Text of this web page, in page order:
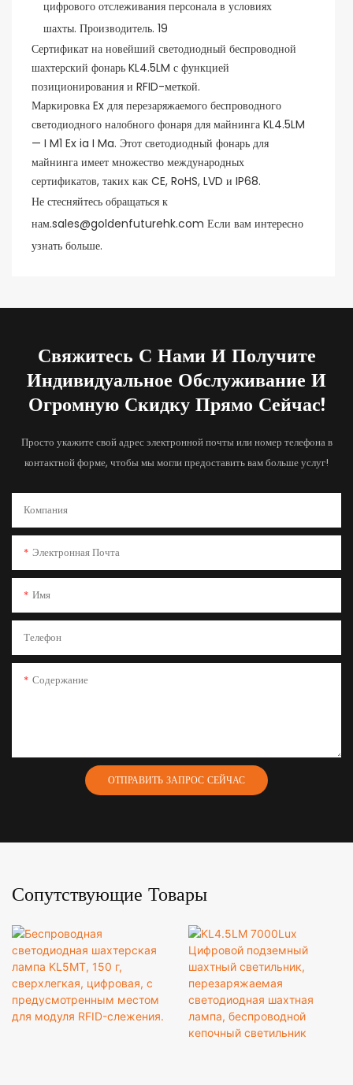
Сертификат на новейший светодиодный беспроводной
шахтерский фонарь KL4.5LM с функцией
позиционирования и RFID-меткой.
Маркировка Ex для перезаряжаемого беспроводного
светодиодного налобного фонаря для майнинга KL4.5LM
— I M1 Ex ia I Ma. Этот светодиодный фонарь для
майнинга имеет множество международных
сертификатов, таких как CE, RoHS, LVD и IP68.
Не стесняйтесь обращаться к
нам.sales@goldenfuturehk.com Если вам интересно
узнать больше.
Свяжитесь С Нами И Получите
Индивидуальное Обслуживание И
Огромную Скидку Прямо Сейчас!
Просто укажите свой адрес электронной почты или номер телефона в
контактной форме, чтобы мы могли предоставить вам больше услуг!
Компания
Электронная Почта
Имя
Телефон
Содержание
ОТПРАВИТЬ ЗАПРОС СЕЙЧАС
Сопутствующие Товары